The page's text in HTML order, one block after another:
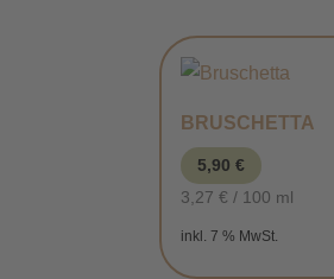
BRUSCHETTA
5,90€
3,27€ / 100 ml
inkl. 7 % MwSt.